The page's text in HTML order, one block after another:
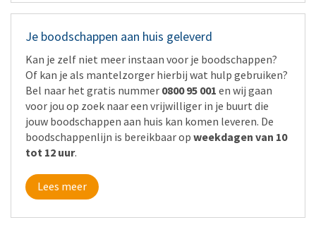
Je boodschappen aan huis geleverd
Kan je zelf niet meer instaan voor je boodschappen?
Of kan je als mantelzorger hierbij wat hulp gebruiken?
Bel naar het gratis nummer 0800 95 001 en wij gaan
voor jou op zoek naar een vrijwilliger in je buurt die
jouw boodschappen aan huis kan komen leveren. De
boodschappenlijn is bereikbaar op weekdagen van 10
tot 12 uur.
Lees meer